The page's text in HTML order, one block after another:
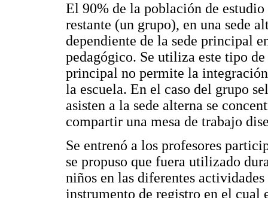
El 90% de la población de
restante (un grupo), en una sede
dependiente de la sede principal
pedagógico. Se utiliza este tipo
principal no permite la
la escuela. En el caso del grupo
asisten a la sede alterna se
compartir una mesa de trabajo
Se entrenó a los profesores
se propuso que fuera utilizado
niños en las diferentes
instrumento de registro en el cual